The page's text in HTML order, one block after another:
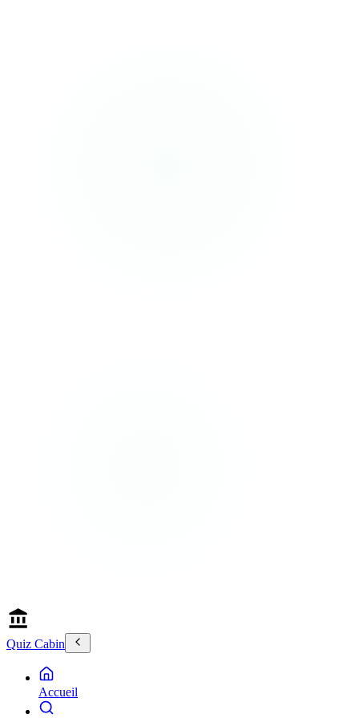
Quiz Cabin
Accueil